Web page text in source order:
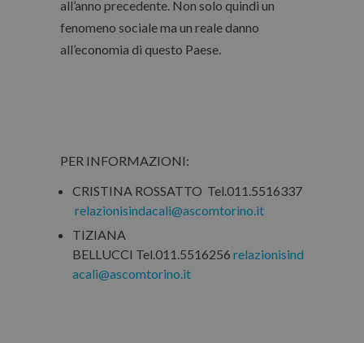
all’anno precedente. Non solo quindi un
fenomeno sociale ma un reale danno
all’economia di questo Paese.
PER INFORMAZIONI:
CRISTINA ROSSATTO Tel.011.5516337
relazionisindacali@ascomtorino.it
TIZIANA
BELLUCCI Tel.011.5516256 relazionisind
acali@ascomtorino.it